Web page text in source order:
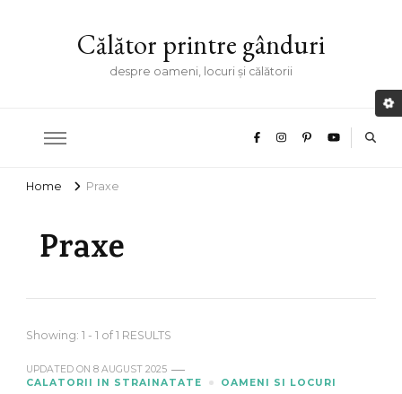
Călător printre gânduri
despre oameni, locuri și călătorii
Home Praxe
Praxe
Showing: 1 - 1 of 1 RESULTS
UPDATED ON 8 AUGUST 2025
CALATORII IN STRAINATATE
OAMENI SI LOCURI